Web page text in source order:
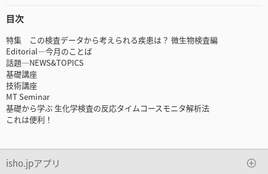
目次
特集 この検査データから考えられる疾患は？ 微生物検査編
Editorial―今月のことば
話題―NEWS&TOPICS
基礎講座
技術講座
MT Seminar
基礎から学ぶ 生化学検査の反応タイムコースモニタ解析法
これは便利！
isho.jpアプリ